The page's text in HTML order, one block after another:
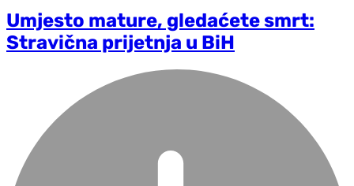
Umjesto mature, gledaćete smrt:
Stravična prijetnja u BiH